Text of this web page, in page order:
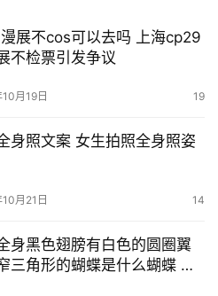
展不cos可以去吗 上海cp29
不检票引发争议
月19日 19
身照文案 女生拍照全身照姿
月21日 14
身黑色翅膀有白色的圆圈翼
三角形的蝴蝶是什么蝴蝶 我